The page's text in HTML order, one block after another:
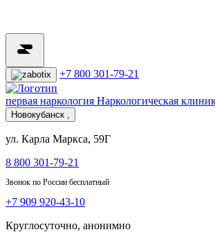
+7 800 301-79-21
первая наркология Наркологическая
Новокубанск ,
ул. Карла Маркса, 59Г
8 800 301-79-21
Звонок по России бесплатный
+7 909 920-43-10
Круглосуточно, анонимно